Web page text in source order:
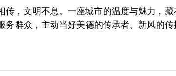
传，文明不息。一座城市的温度与魅力，
务群众，主动当好美德的传承者、新风的